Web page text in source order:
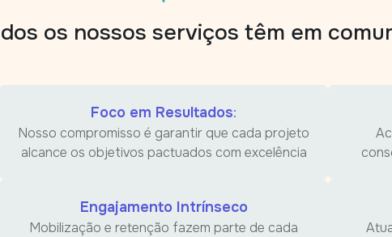
os nossos serviços têm em
Foco em Resultados:
Nosso compromisso é garantir que cada projeto
alcance os objetivos pactuados com excelência
Engajamento Intrínseco
Mobilização e retenção fazem parte de cada